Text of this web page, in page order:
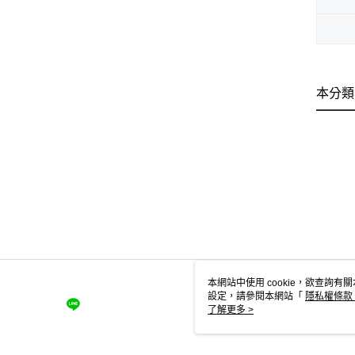
本分
本網站中使用 cookie，欲查詢有
設定，請參閱本網站「 隱私權條款
使用 cookie。
了解更多 >